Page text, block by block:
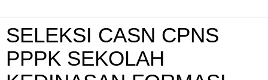
SELEKSI CASN CPNS
PPPK SEKOLAH